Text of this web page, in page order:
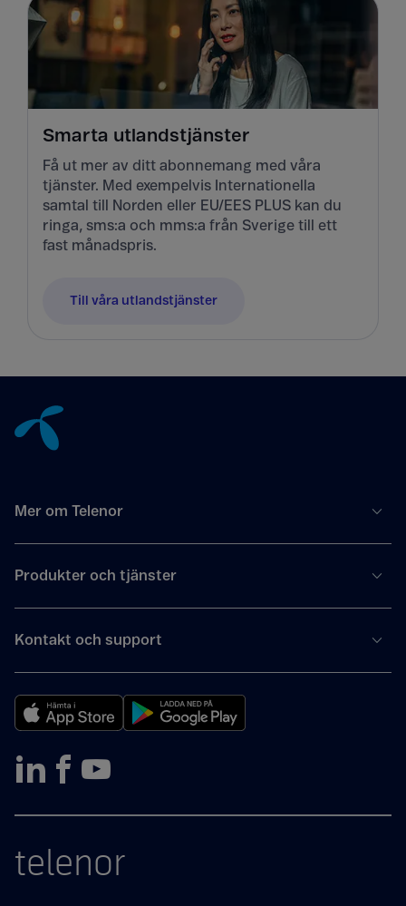
Smarta utlandstjänster
Få ut mer av ditt abonnemang med våra
tjänster. Med exempelvis Internationella
samtal till Norden eller EU/EES PLUS kan du
ringa, sms:a och mms:a från Sverige till ett
fast månadspris.
Till våra utlandstjänster
Mer om Telenor
Produkter och tjänster
Kontakt och support
telenor